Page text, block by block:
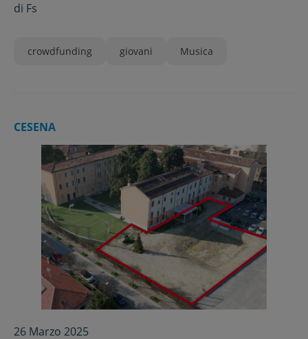
di Fs
crowdfunding giovani Musica
CESENA
26 Marzo 2025